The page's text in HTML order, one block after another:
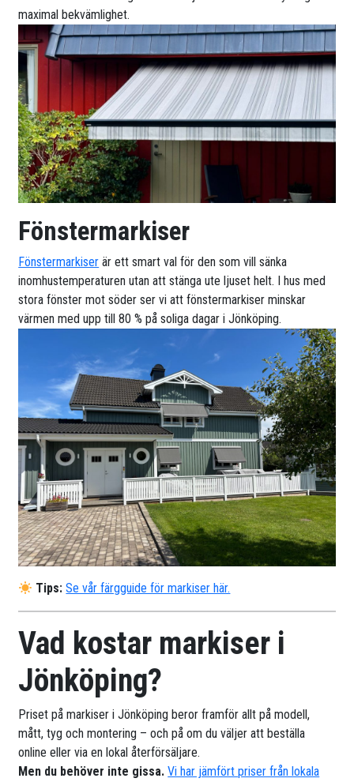
maximal bekvämlighet.
Fönstermarkiser
Fönstermarkiser är ett smart val för den som vill sänka
inomhustemperaturen utan att stänga ute ljuset helt. I hus med
stora fönster mot söder ser vi att fönstermarkiser minskar
värmen med upp till 80 % på soliga dagar i Jönköping.
Tips: Se vår färgguide för markiser här.
Vad kostar markiser i
Jönköping?
Priset på markiser i Jönköping beror framför allt på modell,
mått, tyg och montering – och på om du väljer att beställa
online eller via en lokal återförsäljare.
Men du behöver inte gissa.Vi har jämfört priser från lokala